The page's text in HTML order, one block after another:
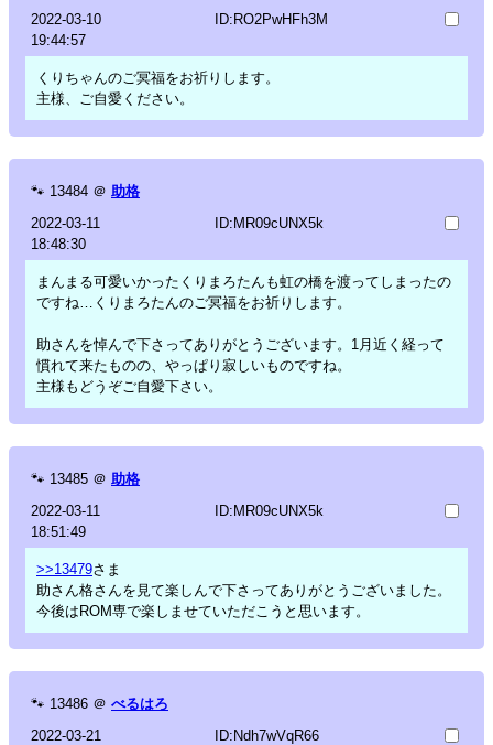
2022-03-10
19:44:57
ID:RO2PwHFh3M
くりちゃんのご冥福をお祈りします。
主様、ご自愛ください。
🐾 13484 ＠ 助格
2022-03-11
18:48:30
ID:MR09cUNX5k
まんまる可愛いかったくりまろたんも虹の橋を渡ってしまったの
ですね…くりまろたんのご冥福をお祈りします。
助さんを悼んで下さってありがとうございます。1月近く経って
慣れて来たものの、やっぱり寂しいものですね。
主様もどうぞご自愛下さい。
🐾 13485 ＠ 助格
2022-03-11
18:51:49
ID:MR09cUNX5k
>>13479さま
助さん格さんを見て楽しんで下さってありがとうございました。
今後はROM専で楽しませていただこうと思います。
🐾 13486 ＠ べるはろ
2022-03-21
ID:Ndh7wVqR66